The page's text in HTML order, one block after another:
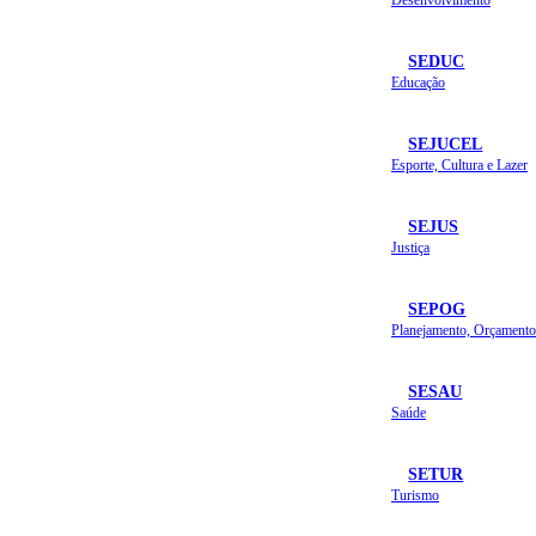
SEDUC
Educação
SEJUCEL
Esporte, Cultura e Lazer
SEJUS
Justiça
SEPOG
SESAU
Saúde
SETUR
Turismo